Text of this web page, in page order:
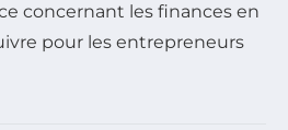
concernant les finances en
pour les entrepreneurs